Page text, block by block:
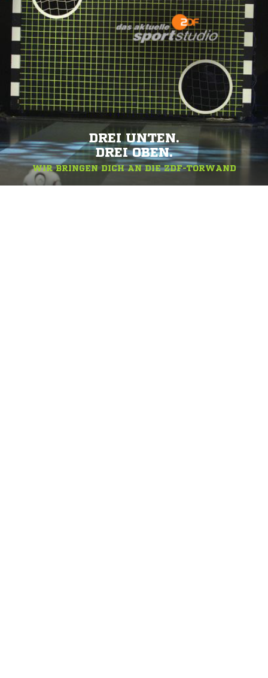
DREI UNTEN.
DREI OBEN.
WIR BRINGEN DICH AN DIE ZDF-TORWAND